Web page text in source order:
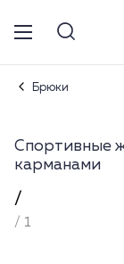
Брюки
Спортивные
карманами
/
/ 1